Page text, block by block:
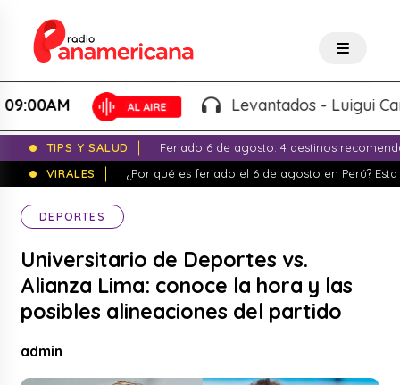
Levantados - Luigui
TIPS Y SALUD
Feriado 6 de agosto: 4 destinos
VIRALES
¿Por qué es feriado el 6 de agosto en Perú?
DEPORTES
Universitario de Deportes vs.
Alianza Lima: conoce la hora y las
posibles alineaciones del partido
admin